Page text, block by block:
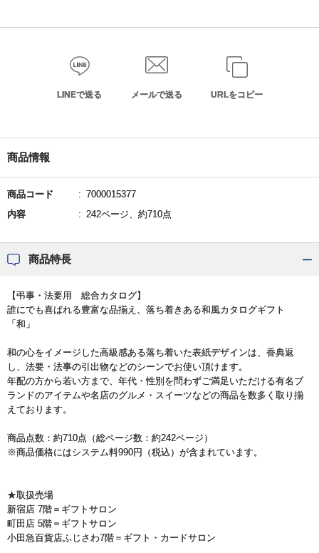
LINEで送る メールで送る URLをコピー
商品情報
商品コード
7000015377
内容
242ページ、約710点
商品特長
【弔事・法要用 総合カタログ】
誰にでも喜ばれる豊富な品揃え、落ち着きある和風カタログギフト
「和」
和の心をイメージした高級感ある落ち着いた表紙デザインは、香典返
し、法要・法事の引出物などのシーンでお使い頂けます。
年配の方から若い方まで、年代・性別を問わずご満足いただける有名ブ
ランドのアイテムや名店のグルメ・スイーツなどの商品を数多く取り揃
えております。
商品点数：約710点（総ページ数：約242ページ）
※商品価格にはシステム料990円（税込）が含まれています。
★取扱売場
新宿店 7階＝ギフトサロン
町田店 5階＝ギフトサロン
小田急百貨店ふじさわ7階＝ギフト・カードサロン